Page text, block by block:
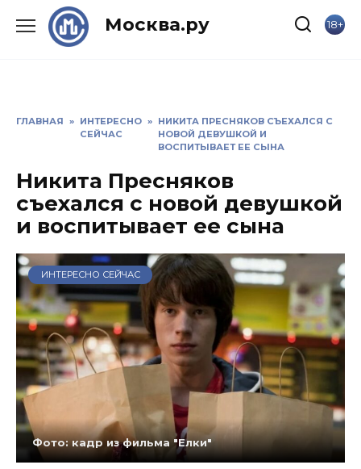
Москва.ру 18+
ГЛАВНАЯ » ИНТЕРЕСНО
СЕЙЧАС
» НИКИТА ПРЕСНЯКОВ СЪЕХАЛСЯ С
НОВОЙ ДЕВУШКОЙ И
ВОСПИТЫВАЕТ ЕЕ СЫНА
Никита Пресняков
съехался с новой девушкой
и воспитывает ее сына
ИНТЕРЕСНО СЕЙЧАС
Фото: кадр из фильма "Елки"